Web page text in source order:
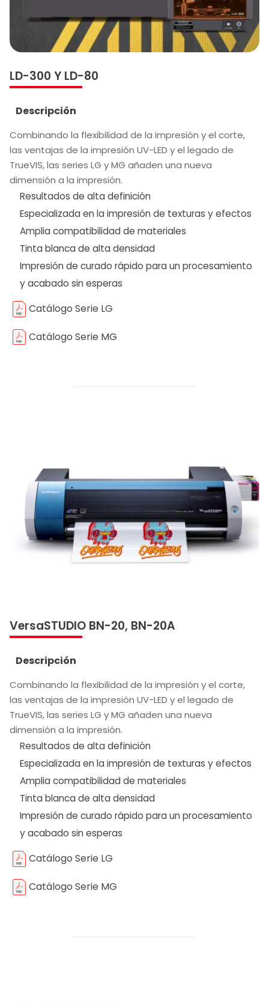
LD-300 Y LD-80
Descripción
Combinando la flexibilidad de la impresión y el corte,
las ventajas de la impresión UV-LED y el legado de
TrueVIS, las series LG y MG añaden una nueva
dimensión a la impresión.
Resultados de alta definición
Especializada en la impresión de texturas y efectos
Amplia compatibilidad de materiales
Tinta blanca de alta densidad
Impresión de curado rápido para un procesamiento
y acabado sin esperas
Catálogo Serie LG
Catálogo Serie MG
VersaSTUDIO BN-20, BN-20A
Descripción
Combinando la flexibilidad de la impresión y el corte,
las ventajas de la impresión UV-LED y el legado de
TrueVIS, las series LG y MG añaden una nueva
dimensión a la impresión.
Resultados de alta definición
Especializada en la impresión de texturas y efectos
Amplia compatibilidad de materiales
Tinta blanca de alta densidad
Impresión de curado rápido para un procesamiento
y acabado sin esperas
Catálogo Serie LG
Catálogo Serie MG